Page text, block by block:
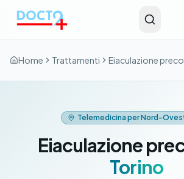
Home Trattamenti Eiaculazione
Telemedicina per Nord-
Eiaculazione
Torino